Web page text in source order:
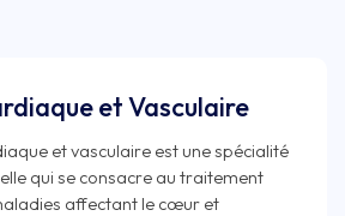
et Vasculaire
et vasculaire est une spécialité
qui se consacre au traitement
affectant le cœur et